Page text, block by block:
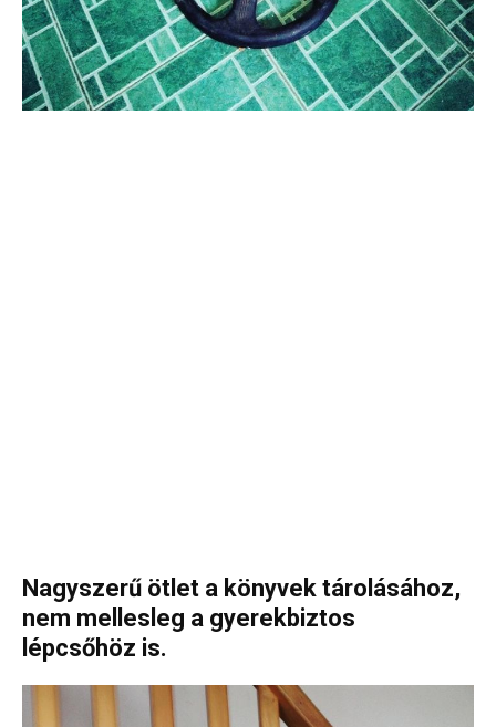
Nagyszerű ötlet a könyvek tárolásához,
nem mellesleg a gyerekbiztos
lépcsőhöz is.